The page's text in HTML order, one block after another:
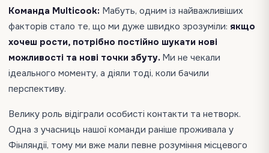
Команда Multicook: Мабуть, одним із найважливіших
факторів стало те, що ми дуже швидко зрозуміли: якщо
хочеш рости, потрібно постійно шукати нові
можливості та нові точки збуту. Ми не чекали
ідеального моменту, а діяли тоді, коли бачили
перспективу.
Велику роль відіграли особисті контакти та нетворк.
Одна з учасниць нашої команди раніше проживала у
Фінляндії, тому ми вже мали певне розуміння місцевого